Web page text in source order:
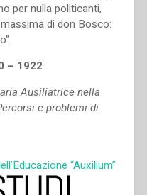
per nul­la politicanti,
di don Bosco:
– 1922
Ausiliatrice nella
e problemi di
“Auxilium”